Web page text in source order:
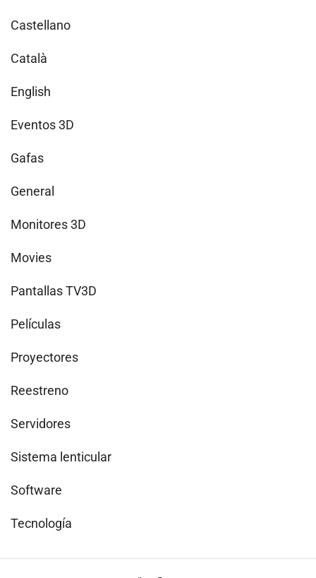
Castellano
Català
English
Eventos 3D
Gafas
General
Monitores 3D
Movies
Pantallas TV3D
Películas
Proyectores
Reestreno
Servidores
Sistema lenticular
Software
Tecnología